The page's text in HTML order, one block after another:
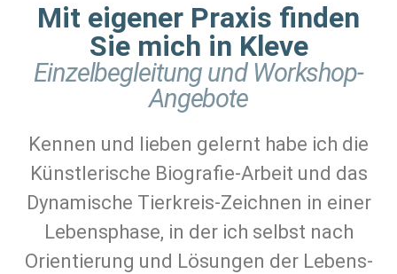
Mit eigener Praxis finden
Sie mich in Kleve
Einzelbegleitung und Workshop-
Angebote
Kennen und lieben gelernt habe ich die
Künst­lerische Biografie-Arbeit und das
Dynamische Tierkreis-Zeichnen in einer
Lebens­phase, in der ich selbst nach
Orien­tierung und Lösungen der Lebens­